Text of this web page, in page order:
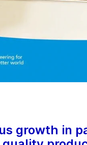
growth in